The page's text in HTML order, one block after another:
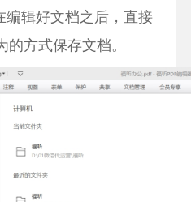
编辑好文档之后，直接
方式保存文档。